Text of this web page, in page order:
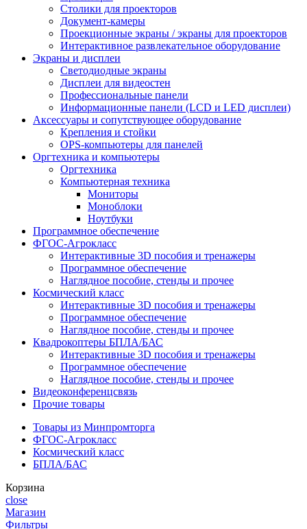
Столики для проекторов
Документ-камеры
Проекционные экраны / экраны для проекторов
Интерактивное развлекательное оборудование
Экраны и дисплеи
Светодиодные экраны
Дисплеи для видеостен
Профессиональные панели
Информационные панели (LCD и LED дисплеи)
Аксессуары и сопутствующее оборудование
Крепления и стойки
OPS-компьютеры для панелей
Оргтехника и компьютеры
Оргтехника
Компьютерная техника
Мониторы
Моноблоки
Ноутбуки
Программное обеспечение
ФГОС-Агрокласс
Интерактивные 3D пособия и тренажеры
Программное обеспечение
Наглядное пособие, стенды и прочее
Космический класс
Интерактивные 3D пособия и тренажеры
Программное обеспечение
Наглядное пособие, стенды и прочее
Квадрокоптеры БПЛА/БАС
Интерактивные 3D пособия и тренажеры
Программное обеспечение
Наглядное пособие, стенды и прочее
Видеоконференцсвязь
Прочие товары
Товары из Минпромторга
ФГОС-Агрокласс
Космический класс
БПЛА/БАС
Корзина
close
Магазин
Фильтры